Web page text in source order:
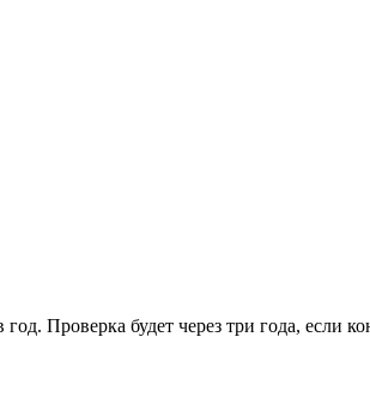
Проверка будет через три года, если